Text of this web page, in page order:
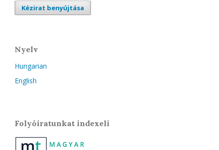
Kézirat benyújtása
Nyelv
Hungarian
English
Folyóiratunkat indexeli